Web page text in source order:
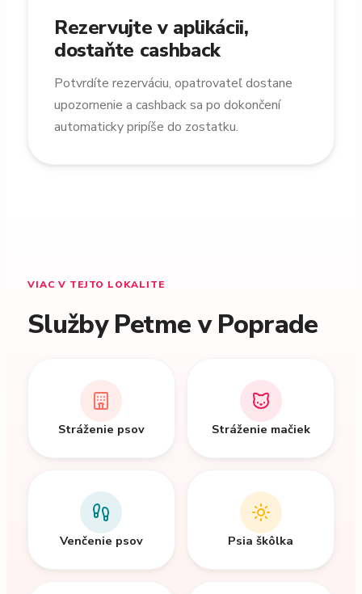
Rezervujte v aplikácii,
dostaňte cashback
Potvrdíte rezerváciu, opatrovateľ dostane
upozornenie a cashback sa po dokončení
automaticky pripíše do zostatku.
VIAC V TEJTO LOKALITE
Služby Petme v Poprade
Stráženie psov Stráženie mačiek
Venčenie psov Psia škôlka